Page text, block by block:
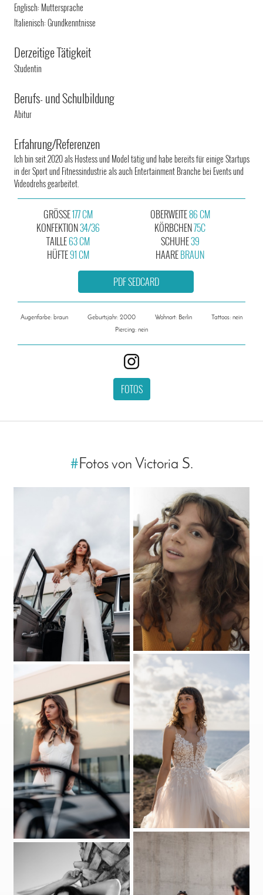
Englisch: Muttersprache
Italienisch: Grundkenntnisse
Derzeitige Tätigkeit
Studentin
Berufs- und Schulbildung
Abitur
Erfahrung/Referenzen
Ich bin seit 2020 als Hostess und Model tätig und habe bereits für einige Startups
in der Sport und Fitnessindustrie als auch Entertainment Branche bei Events und
Videodrehs gearbeitet.
GRÖSSE177 CM
KONFEKTION34/36
OBERWEITE86 CM
KÖRBCHEN75C
TAILLE63 CM
HÜFTE91 CM
SCHUHE39
HAAREBRAUN
PDF SEDCARD
Augenfarbe: braun Geburtsjahr: 2000 Wohnort: Berlin
Tattoos: nein
Piercing: nein
FOTOS
#Fotos von Victoria S.